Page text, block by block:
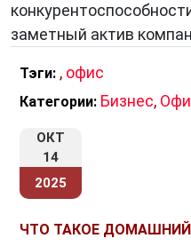
заметный актив
Тэги: , офис
Категории: Бизнес,
ОКТ
14
2025
ЧТО ТАКОЕ